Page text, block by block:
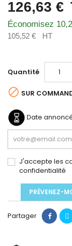
126,63 €
Économisez
105,52 € HT
Quantité
 SUR
Date
J'accepte les
confidentialité
PRÉVENEZ-
Partager